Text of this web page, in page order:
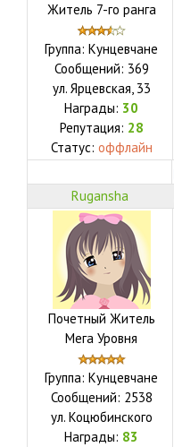
Житель 7-го ранга
Группа: Кунцевчане
Сообщений: 369
ул. Ярцевская, 33
Награды: 30
Репутация: 28
Статус: оффлайн
Rugansha
Почетный Житель
Мега Уровня
Группа: Кунцевчане
Сообщений: 2538
ул. Коцюбинского
Награды: 83